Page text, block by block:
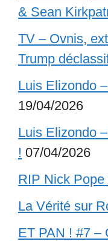
& Sean
TV – Ovnis,
Trump
Luis Elizondo
19/04/2026
Luis Elizondo
! 07/04/2026
RIP Nick Pope
La Vérité sur
ET PAN ! #7 –